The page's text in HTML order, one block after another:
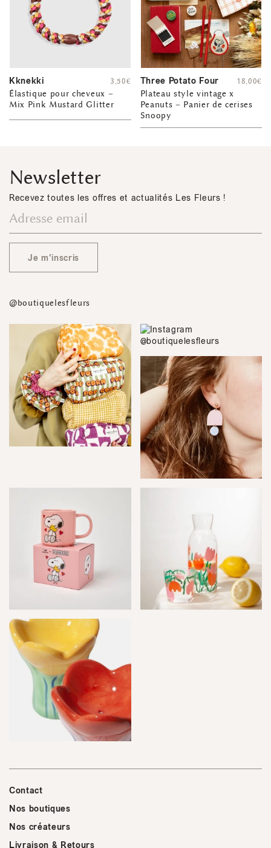
Kknekki
Élastique pour cheveux –
Mix Pink Mustard Glitter
3,50€ Three Potato Four
Plateau style vintage x
Peanuts – Panier de cerises
Snoopy
18,00€
Newsletter
Recevez toutes les offres et actualités Les Fleurs !
Je m'inscris
@boutiquelesfleurs
Contact
Nos boutiques
Nos créateurs
Livraison & Retours